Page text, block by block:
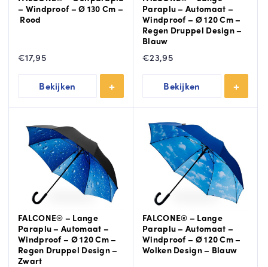
– Windproof – Ø 130 Cm –
Rood
€17,95
Bekijken
Paraplu – Automaat –
Windproof – Ø 120 Cm –
Regen Druppel Design –
Blauw
€23,95
Bekijken
FALCONE® – Lange
Paraplu – Automaat –
Windproof – Ø 120 Cm –
Regen Druppel Design –
Zwart
FALCONE® – Lange
Paraplu – Automaat –
Windproof – Ø 120 Cm –
Wolken Design – Blauw